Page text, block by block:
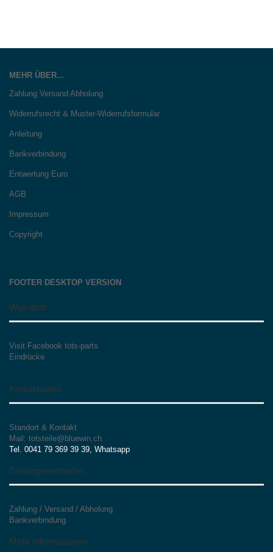
MEHR ÜBER...
Zahlung Versand Abholung
Widerrufsrecht & Muster-Widerrufsformular
Anleitung
Bankverbindung
Entwertung Euro
AGB
Impressum
Copyright
FOOTER DESKTOP VERSION
Was läuft
Visit Facebook tots-parts
Eindrücke
Kontaktdaten
Standort & Kontakt
Mail: totsteile@bluewin.ch
Tel. 0041 79 369 39 39, Whatsapp
Zahlungsmethoden
Zahlung / Versand / Abholung
Bankverbindung
Mehr Informationen